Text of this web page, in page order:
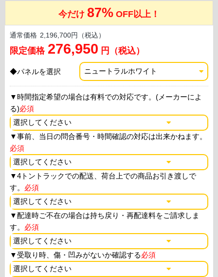
今だけ 87% OFF以上！
通常価格 2,196,700円（税込）
限定価格 276,950 円（税込）
◆パネルを選択
▼時間指定希望の場合は有料での対応です。(メーカーによ
る)必須
▼事前、当日の問合番号・時間確認の対応は出来かねます。
必須
▼4トントラックでの配送、荷台上での商品お引き渡しで
す。 必須
▼配達時ご不在の場合は持ち戻り・再配達料をご請求しま
す。 必須
▼ 受取り時、傷・凹みがないか確認する必須